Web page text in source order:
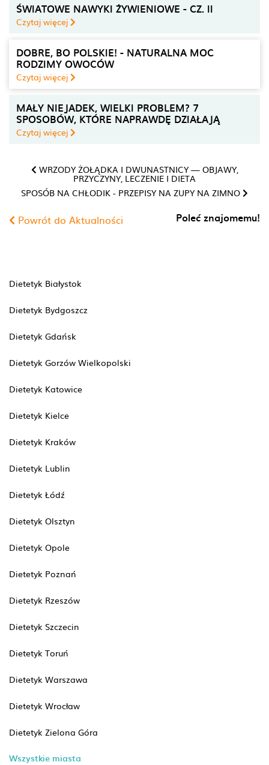
ŚWIATOWE NAWYKI ŻYWIENIOWE - CZ. II
Czytaj więcej
DOBRE, BO POLSKIE! - NATURALNA MOC
RODZIMY OWOCÓW
Czytaj więcej
MAŁY NIEJADEK, WIELKI PROBLEM? 7
SPOSOBÓW, KTÓRE NAPRAWDĘ DZIAŁAJĄ
Czytaj więcej
WRZODY ŻOŁĄDKA I DWUNASTNICY — OBJAWY,
PRZYCZYNY, LECZENIE I DIETA
SPOSÓB NA CHŁODIK - PRZEPISY NA ZUPY NA ZIMNO
Powrót do Aktualności Poleć znajomemu!
Dietetyk Białystok
Dietetyk Bydgoszcz
Dietetyk Gdańsk
Dietetyk Gorzów Wielkopolski
Dietetyk Katowice
Dietetyk Kielce
Dietetyk Kraków
Dietetyk Lublin
Dietetyk Łódź
Dietetyk Olsztyn
Dietetyk Opole
Dietetyk Poznań
Dietetyk Rzeszów
Dietetyk Szczecin
Dietetyk Toruń
Dietetyk Warszawa
Dietetyk Wrocław
Dietetyk Zielona Góra
Wszystkie miasta